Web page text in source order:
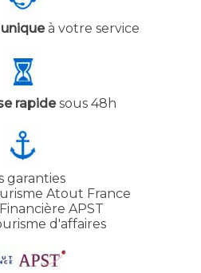
à votre service
rapidesous 48h
garanties
Atout France
APST
d'affaires